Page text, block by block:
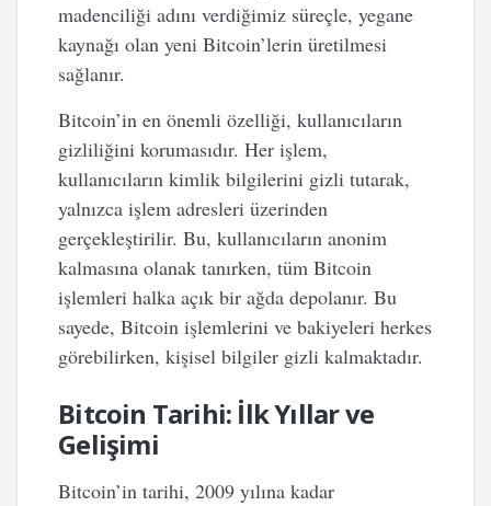
madenciliği adını verdiğimiz süreçle, yegane
kaynağı olan yeni Bitcoin’lerin üretilmesi
sağlanır.
Bitcoin’in en önemli özelliği, kullanıcıların
gizliliğini korumasıdır. Her işlem,
kullanıcıların kimlik bilgilerini gizli tutarak,
yalnızca işlem adresleri üzerinden
gerçekleştirilir. Bu, kullanıcıların anonim
kalmasına olanak tanırken, tüm Bitcoin
işlemleri halka açık bir ağda depolanır. Bu
sayede, Bitcoin işlemlerini ve bakiyeleri herkes
görebilirken, kişisel bilgiler gizli kalmaktadır.
Bitcoin Tarihi: İlk Yıllar ve
Gelişimi
Bitcoin’in tarihi, 2009 yılına kadar